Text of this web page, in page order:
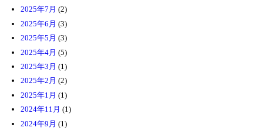
2025年7月 (2)
2025年6月 (3)
2025年5月 (3)
2025年4月 (5)
2025年3月 (1)
2025年2月 (2)
2025年1月 (1)
2024年11月 (1)
2024年9月 (1)